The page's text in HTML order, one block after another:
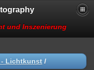
und Inszenierung
- Lichtkunst /